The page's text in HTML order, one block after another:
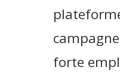
forte